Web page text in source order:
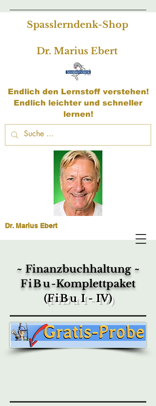
Spasslerndenk-Shop
Dr. Marius Ebert
Endlich den Lernstoff verstehen!
Endlich leichter und schneller
lernen!
Dr. Marius Ebert
~ Finanzbuchhaltung ~
FiBu-Komplettpaket
(FiBuI - IV)